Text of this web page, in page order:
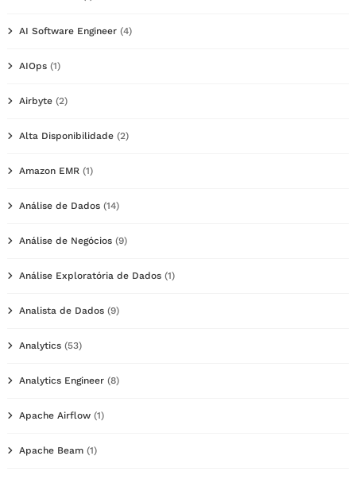
AI Software Engineer (4)
AIOps (1)
Airbyte (2)
Alta Disponibilidade (2)
Amazon EMR (1)
Análise de Dados (14)
Análise de Negócios (9)
Análise Exploratória de Dados (1)
Analista de Dados (9)
Analytics (53)
Analytics Engineer (8)
Apache Airflow (1)
Apache Beam (1)